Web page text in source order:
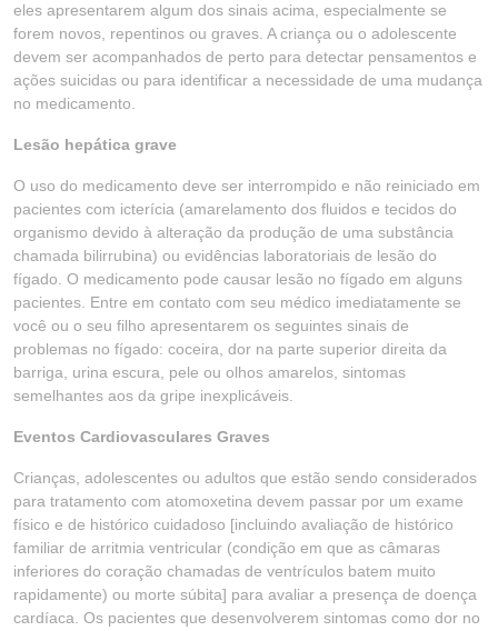
eles apresentarem algum dos sinais acima, especialmente se
forem novos, repentinos ou graves. A criança ou o adolescente
devem ser acompanhados de perto para detectar pensamentos e
ações suicidas ou para identificar a necessidade de uma mudança
no medicamento.
Lesão hepática grave
O uso do medicamento deve ser interrompido e não reiniciado em
pacientes com icterícia (amarelamento dos fluidos e tecidos do
organismo devido à alteração da produção de uma substância
chamada bilirrubina) ou evidências laboratoriais de lesão do
fígado. O medicamento pode causar lesão no fígado em alguns
pacientes. Entre em contato com seu médico imediatamente se
você ou o seu filho apresentarem os seguintes sinais de
problemas no fígado: coceira, dor na parte superior direita da
barriga, urina escura, pele ou olhos amarelos, sintomas
semelhantes aos da gripe inexplicáveis.
Eventos Cardiovasculares Graves
Crianças, adolescentes ou adultos que estão sendo considerados
para tratamento com atomoxetina devem passar por um exame
físico e de histórico cuidadoso [incluindo avaliação de histórico
familiar de arritmia ventricular (condição em que as câmaras
inferiores do coração chamadas de ventrículos batem muito
rapidamente) ou morte súbita] para avaliar a presença de doença
cardíaca. Os pacientes que desenvolverem sintomas como dor no